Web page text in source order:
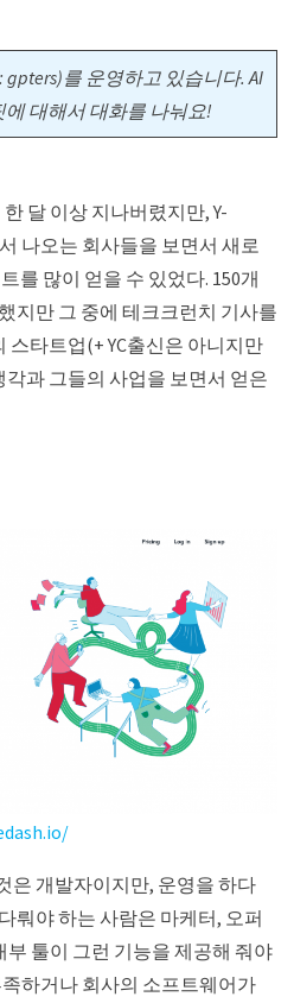
를 운영하고 있습니다. AI
대해서 대화를 나눠요!
달 이상 지나버렸지만, Y-
나오는 회사들을 보면서 새로
를 많이 얻을 수 있었다. 150개
지만 그 중에 테크크런치 기사를
스타트업(+ YC출신은 아니지만
과 그들의 사업을 보면서 얻은
은 개발자이지만, 운영을 하다
뤄야 하는 사람은 마케터, 오퍼
부 툴이 그런 기능을 제공해 줘야
하거나 회사의 소프트웨어가